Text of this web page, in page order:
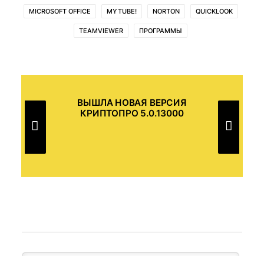
MICROSOFT OFFICE MYTUBE! NORTON QUICKLOOK
TEAMVIEWER ПРОГРАММЫ
ВЫШЛА НОВАЯ ВЕРСИЯ
КРИПТОПРО 5.0.13000